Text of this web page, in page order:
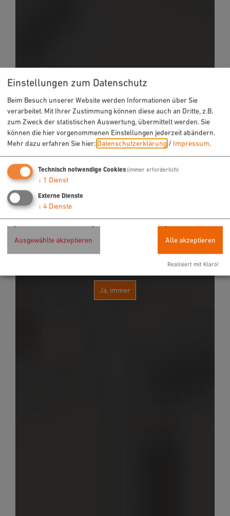
Ja, immer
Einstellungen zum Datenschutz
Beim Besuch unserer Website werden Informationen über Sie
verarbeitet. Mit Ihrer Zustimmung können diese auch an Dritte, z.B.
zum Zweck der statistischen Auswertung, übermittelt werden. Sie
können die hier vorgenommenen Einstellungen jederzeit abändern.
Mehr dazu erfahren Sie hier: Datenschutzerklärung / Impressum.
Technisch notwendige Cookies(immer erforderlich)
↓ 1 Dienst
Externe Dienste
↓ 4 Dienste
Ausgewählte akzeptieren Alle akzeptieren
Realisiert mit Klaro!